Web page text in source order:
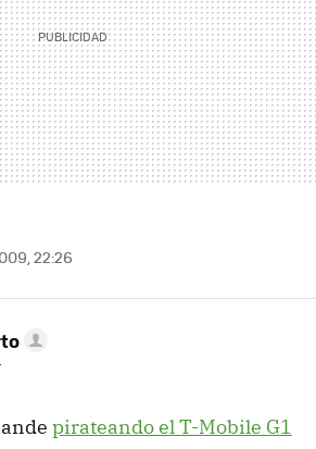
22:26
pirateando el T-Mobile G1